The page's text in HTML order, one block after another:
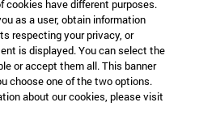
cookies have different purposes.
as a user, obtain information
respecting your privacy, or
is displayed. You can select the
or accept them all. This banner
choose one of the two options.
about our cookies, please visit